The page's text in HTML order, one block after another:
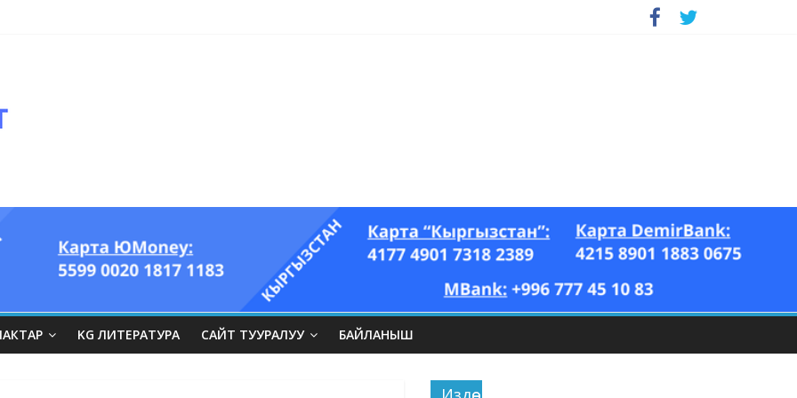
KG ЛИТЕРАТУРА САЙТ ТУУРАЛУУ БАЙЛАНЫШ